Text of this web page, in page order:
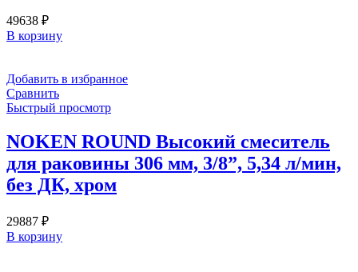
49638 ₽
В корзину
Добавить в избранное
Сравнить
Быстрый просмотр
NOKEN ROUND Высокий смеситель
для раковины 306 мм, 3/8”, 5,34 л/мин,
без ДК, хром
29887 ₽
В корзину